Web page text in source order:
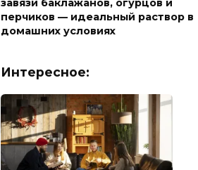
завязи баклажанов, огурцов и
перчиков — идеальный раствор в
домашних условиях
Интересное: